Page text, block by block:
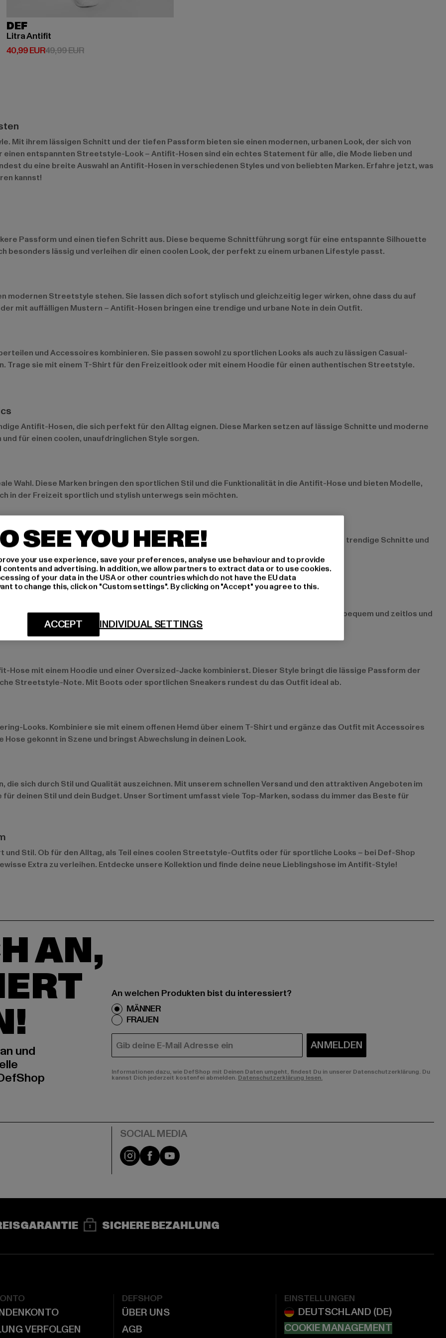
DEF
Litra Antifit
40,99 EUR
Derzeitiger Preis: 40,99 EUR
49,99 EURAktionspreis: 49,99 EUR
Mit ihrem lässigen Schnitt und der tiefen Passform bieten sie einen modernen, urbanen Look, der sich von
entspannten Streetstyle-Look – Antifit-Hosen sind ein echtes Statement für alle, die Mode lieben und
du eine breite Auswahl an Antifit-Hosen in verschiedenen Styles und von beliebten Marken. Erfahre jetzt, was
kannst!
Passform und einen tiefen Schritt aus. Diese bequeme Schnittführung sorgt für eine entspannte Silhouette
besonders lässig und verleihen dir einen coolen Look, der perfekt zu einem urbanen Lifestyle passt.
modernen Streetstyle stehen. Sie lassen dich sofort stylisch und gleichzeitig leger wirken, ohne dass du auf
mit auffälligen Mustern – Antifit-Hosen bringen eine trendige und urbane Note in dein Outfit.
und Accessoires kombinieren. Sie passen sowohl zu sportlichen Looks als auch zu lässigen Casual-
Trage sie mit einem T-Shirt für den Freizeitlook oder mit einem Hoodie für einen authentischen Streetstyle.
Antifit-Hosen, die sich perfekt für den Alltag eignen. Diese Marken setzen auf lässige Schnitte und moderne
für einen coolen, unaufdringlichen Style sorgen.
Wahl. Diese Marken bringen den sportlichen Stil und die Funktionalität in die Antifit-Hose und bieten Modelle,
in der Freizeit sportlich und stylish unterwegs sein möchten.
umsetzen. Mit ihren Hosen bringst du den Streetstyle in deinen Look und setzt auf trendige Schnitte und
Stil lieben und Wert auf hochwertige Mode legen.
Hose am besten mit einem einfachen T-Shirt und coolen Sneakers. Dieser Look ist bequem und zeitlos und
wird der Style lässig und komplett.
Hose mit einem Hoodie und einer Oversized-Jacke kombinierst. Dieser Style bringt die lässige Passform der
Streetstyle-Note. Mit Boots oder sportlichen Sneakers rundest du das Outfit ideal ab.
Looks. Kombiniere sie mit einem offenen Hemd über einem T-Shirt und ergänze das Outfit mit Accessoires
gekonnt in Szene und bringst Abwechslung in deinen Look.
sich durch Stil und Qualität auszeichnen. Mit unserem schnellen Versand und den attraktiven Angeboten im
deinen Stil und dein Budget. Unser Sortiment umfasst viele Top-Marken, sodass du immer das Beste für
Stil. Ob für den Alltag, als Teil eines coolen Streetstyle-Outfits oder für sportliche Looks – bei Def-Shop
Extra zu verleihen. Entdecke unsere Kollektion und finde deine neue Lieblingshose im Antifit-Style!
AN,
und
An welchen Produkten bist du interessiert?
MÄNNER
FRAUEN
E-MAIL ANMELDEN
Informationen dazu, wie DefShop mit Deinen Daten umgeht, findest Du in unserer Datenschutzerklärung. Du
kannst Dich jederzeit kostenfei abmelden. Datenschutzerklärung lesen.
Instagram
FacebookYouTube
SICHERE BEZAHLUNG
VERFOLGEN
DEFSHOP
ÜBER UNS
AGB
EINSTELLUNGEN
COOKIE MANAGEMENT
SEE YOU HERE!
your use experience, save your preferences, analyse use behaviour and to provide
and advertising. In addition, we allow partners to extract data or to use cookies.
of your data in the USA or other countries which do not have the EU data
to change this, click on "Custom settings". By clicking on "Accept" you agree to this.
INDIVIDUAL SETTINGS
ACCEPT